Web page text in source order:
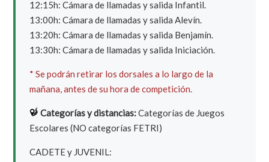
12:15h: Cámara de llamadas y salida Infantil.
13:00h: Cámara de llamadas y salida Alevín.
13:20h: Cámara de llamadas y salida Benjamín.
13:30h: Cámara de llamadas y salida Iniciación.
* Se podrán retirar los dorsales a lo largo de la
mañana, antes de su hora de competición.
Categorías y distancias:Categorías de Juegos
Escolares (NO categorías FETRI)
CADETE y JUVENIL: